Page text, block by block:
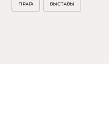
ПРАГА ВЫСТАВЫ